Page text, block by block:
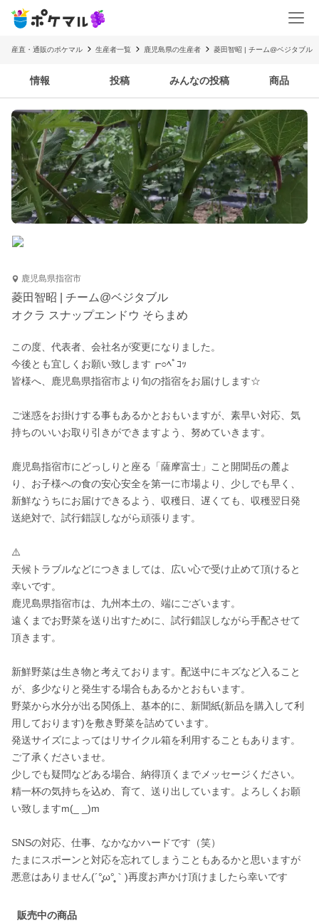
産直・通販のポケマル 生産者一覧 鹿児島県の生産者 菱田智昭 | チーム@ベジタブル
情報 投稿 みんなの投稿 商品
鹿児島県指宿市
菱田智昭 | チーム@ベジタブル
オクラ スナップエンドウ そらまめ
この度、代表者、会社名が変更になりました。
今後とも宜しくお願い致します┏○ﾍﾟｺｯ
皆様へ、鹿児島県指宿市より旬の指宿をお届けします☆
ご迷惑をお掛けする事もあるかとおもいますが、素早い対応、気
持ちのいいお取り引きができますよう、努めていきます。
鹿児島指宿市にどっしりと座る「薩摩富士」こと開聞岳の麓よ
り、お子様への食の安心安全を第一に市場より、少しでも早く、
新鮮なうちにお届けできるよう、収穫日、遅くても、収穫翌日発
送絶対で、試行錯誤しながら頑張ります。
⚠️
天候トラブルなどにつきましては、広い心で受け止めて頂けると
幸いです。
鹿児島県指宿市は、九州本土の、端にございます。
遠くまでお野菜を送り出すために、試行錯誤しながら手配させて
頂きます。
新鮮野菜は生き物と考えております。配送中にキズなど入ること
が、多少なりと発生する場合もあるかとおもいます。
野菜から水分が出る関係上、基本的に、新聞紙(新品を購入して利
用しております)を敷き野菜を詰めています。
発送サイズによってはリサイクル箱を利用することもあります。
ご了承くださいませ。
少しでも疑問などある場合、納得頂くまでメッセージください。
精一杯の気持ちを込め、育て、送り出しています。よろしくお願
い致しますm(_ _)m
SNSの対応、仕事、なかなかハードです（笑）
たまにスポーンと対応を忘れてしまうこともあるかと思いますが
悪意はありません(´°̥̥ω°̥̥｀)再度お声かけ頂けましたら幸いです
販売中の商品